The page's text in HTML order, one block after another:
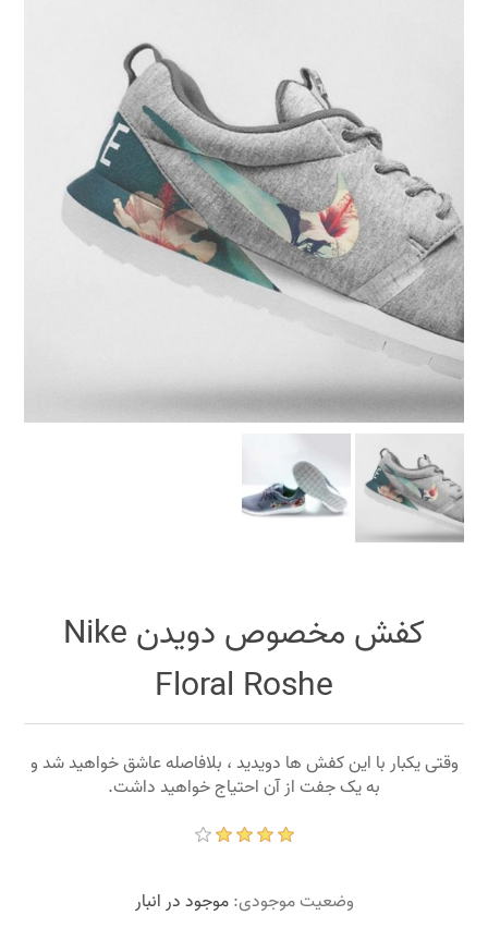
کفش مخصوص دویدن Nike
Floral Roshe
وقتی یکبار با این کفش ها دویدید ، بلافاصله عاشق خواهید شد و
به یک جفت از آن احتیاج خواهید داشت.
وضعیت موجودی: موجود در انبار